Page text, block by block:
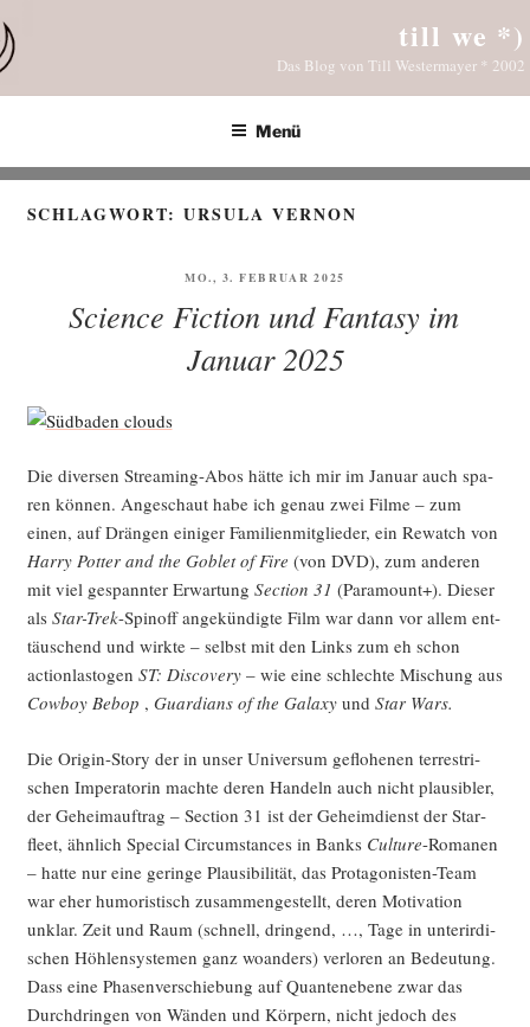
Inhalt
springen
till we *)
Das Blog von Till Westermayer * 2002
Menü
SCHLAGWORT:URSULA VERNON
VERÖFFENTLICHT
MO., 3. FEBRUAR 2025
Science Fiction und Fantasy im
Januar 2025
Die diver­sen Strea­ming-Abos hät­te ich mir im Janu­ar auch spa­
ren kön­nen. Ange­schaut habe ich genau zwei Fil­me – zum
einen, auf Drän­gen eini­ger Fami­li­en­mit­glie­der, ein Rewatch von
Har­ry Pot­ter and the Goblet of Fire (von DVD), zum ande­ren
mit viel gespann­ter Erwar­tung Sec­tion 31 (Para­mount+). Die­ser
als Star-Trek-Spin­off ange­kün­dig­te Film war dann vor allem ent­
täu­schend und wirk­te – selbst mit den Links zum eh schon
action­las­to­gen ST: Dis­co­very– wie eine schlech­te Mischung aus
Cow­boy Bebop , Guar­di­ans of the Gala­xyund Star Wars.
Die Ori­gin-Sto­ry der in unser Uni­ver­sum geflo­he­nen ter­res­tri­
schen Impe­ra­to­rin mach­te deren Han­deln auch nicht plau­si­bler,
der Geheim­auf­trag – Sec­tion 31 ist der Geheim­dienst der Star­
fleet, ähn­lich Spe­cial Cir­cum­s­tances in Banks Cul­tu­re-Roma­nen
– hat­te nur eine gerin­ge Plau­si­bi­li­tät, das Prot­ago­nis­ten-Team
war eher humo­ris­tisch zusam­men­ge­stellt, deren Moti­va­ti­on
unklar. Zeit und Raum (schnell, drin­gend, …, Tage in unter­ir­di­
schen Höh­len­sys­te­men ganz woan­ders) ver­lo­ren an Bedeu­tung.
Dass eine Pha­sen­ver­schie­bung auf Quan­ten­ebe­ne zwar das
Durch­drin­gen von Wän­den und Kör­pern, nicht jedoch des